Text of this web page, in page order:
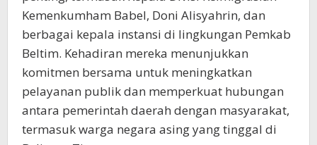
Kemenkumham Babel, Doni Alisyahrin, dan
berbagai kepala instansi di lingkungan Pemkab
Beltim. Kehadiran mereka menunjukkan
komitmen bersama untuk meningkatkan
pelayanan publik dan memperkuat hubungan
antara pemerintah daerah dengan masyarakat,
termasuk warga negara asing yang tinggal di